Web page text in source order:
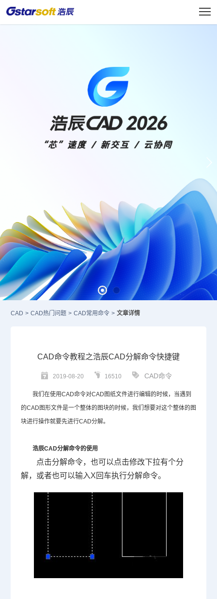
CAD > CAD热门问题 > CAD常用命令 > 文章详情
CAD命令教程之浩辰CAD分解命令快捷键
2019-08-20 16510 CAD命令
我们在使用CAD命令对CAD图纸文件进行编辑的时候，当遇到
的CAD 图形文件是一个整体的图块的时候，我们想要对这个整体的图
块进行操作就要先进行CAD分解。
浩辰CAD分解命令的使用
点击分解命令，也可以点击修改下拉有个分
解，或者也可以输入X回车执行分解命令。